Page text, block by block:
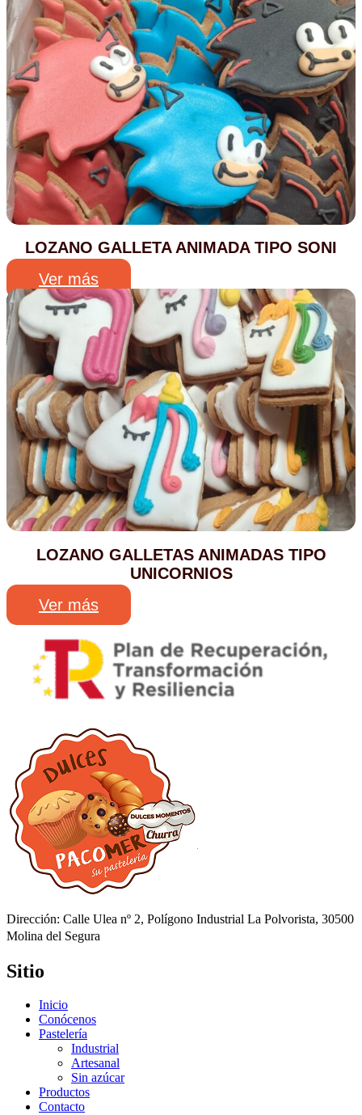
LOZANO GALLETA ANIMADA TIPO SONI
Ver más
LOZANO GALLETAS ANIMADAS TIPO
UNICORNIOS
Ver más
Dirección: Calle Ulea nº 2, Polígono Industrial La Polvorista, 30500
Molina del Segura
Sitio
Inicio
Conócenos
Pastelería
Industrial
Artesanal
Sin azúcar
Productos
Contacto